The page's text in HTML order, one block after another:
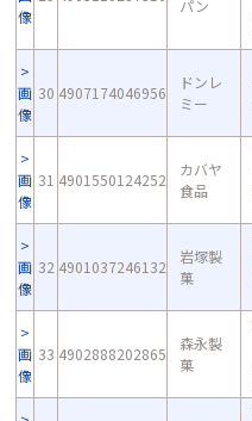
像
パン
画
像
30 4907174046956
ドンレ
ミー
画
像
31 4901550124252
カバヤ
食品
画
像
32 4901037246132
岩塚製
菓
画
像
33 4902888202865
森永製
菓